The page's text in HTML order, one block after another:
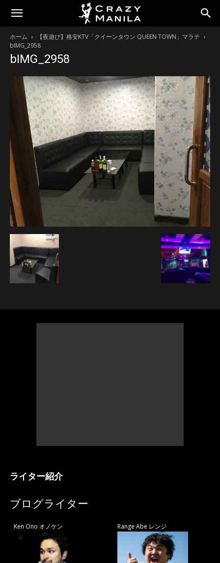
ホーム
【夜遊び】格安KTV「クイーンタウン QUEEN TOWN」マラテ
bIMG_2958
bIMG_2958
ライター紹介
ブログライター
Ken Ono オノケン Range Abe レンジ